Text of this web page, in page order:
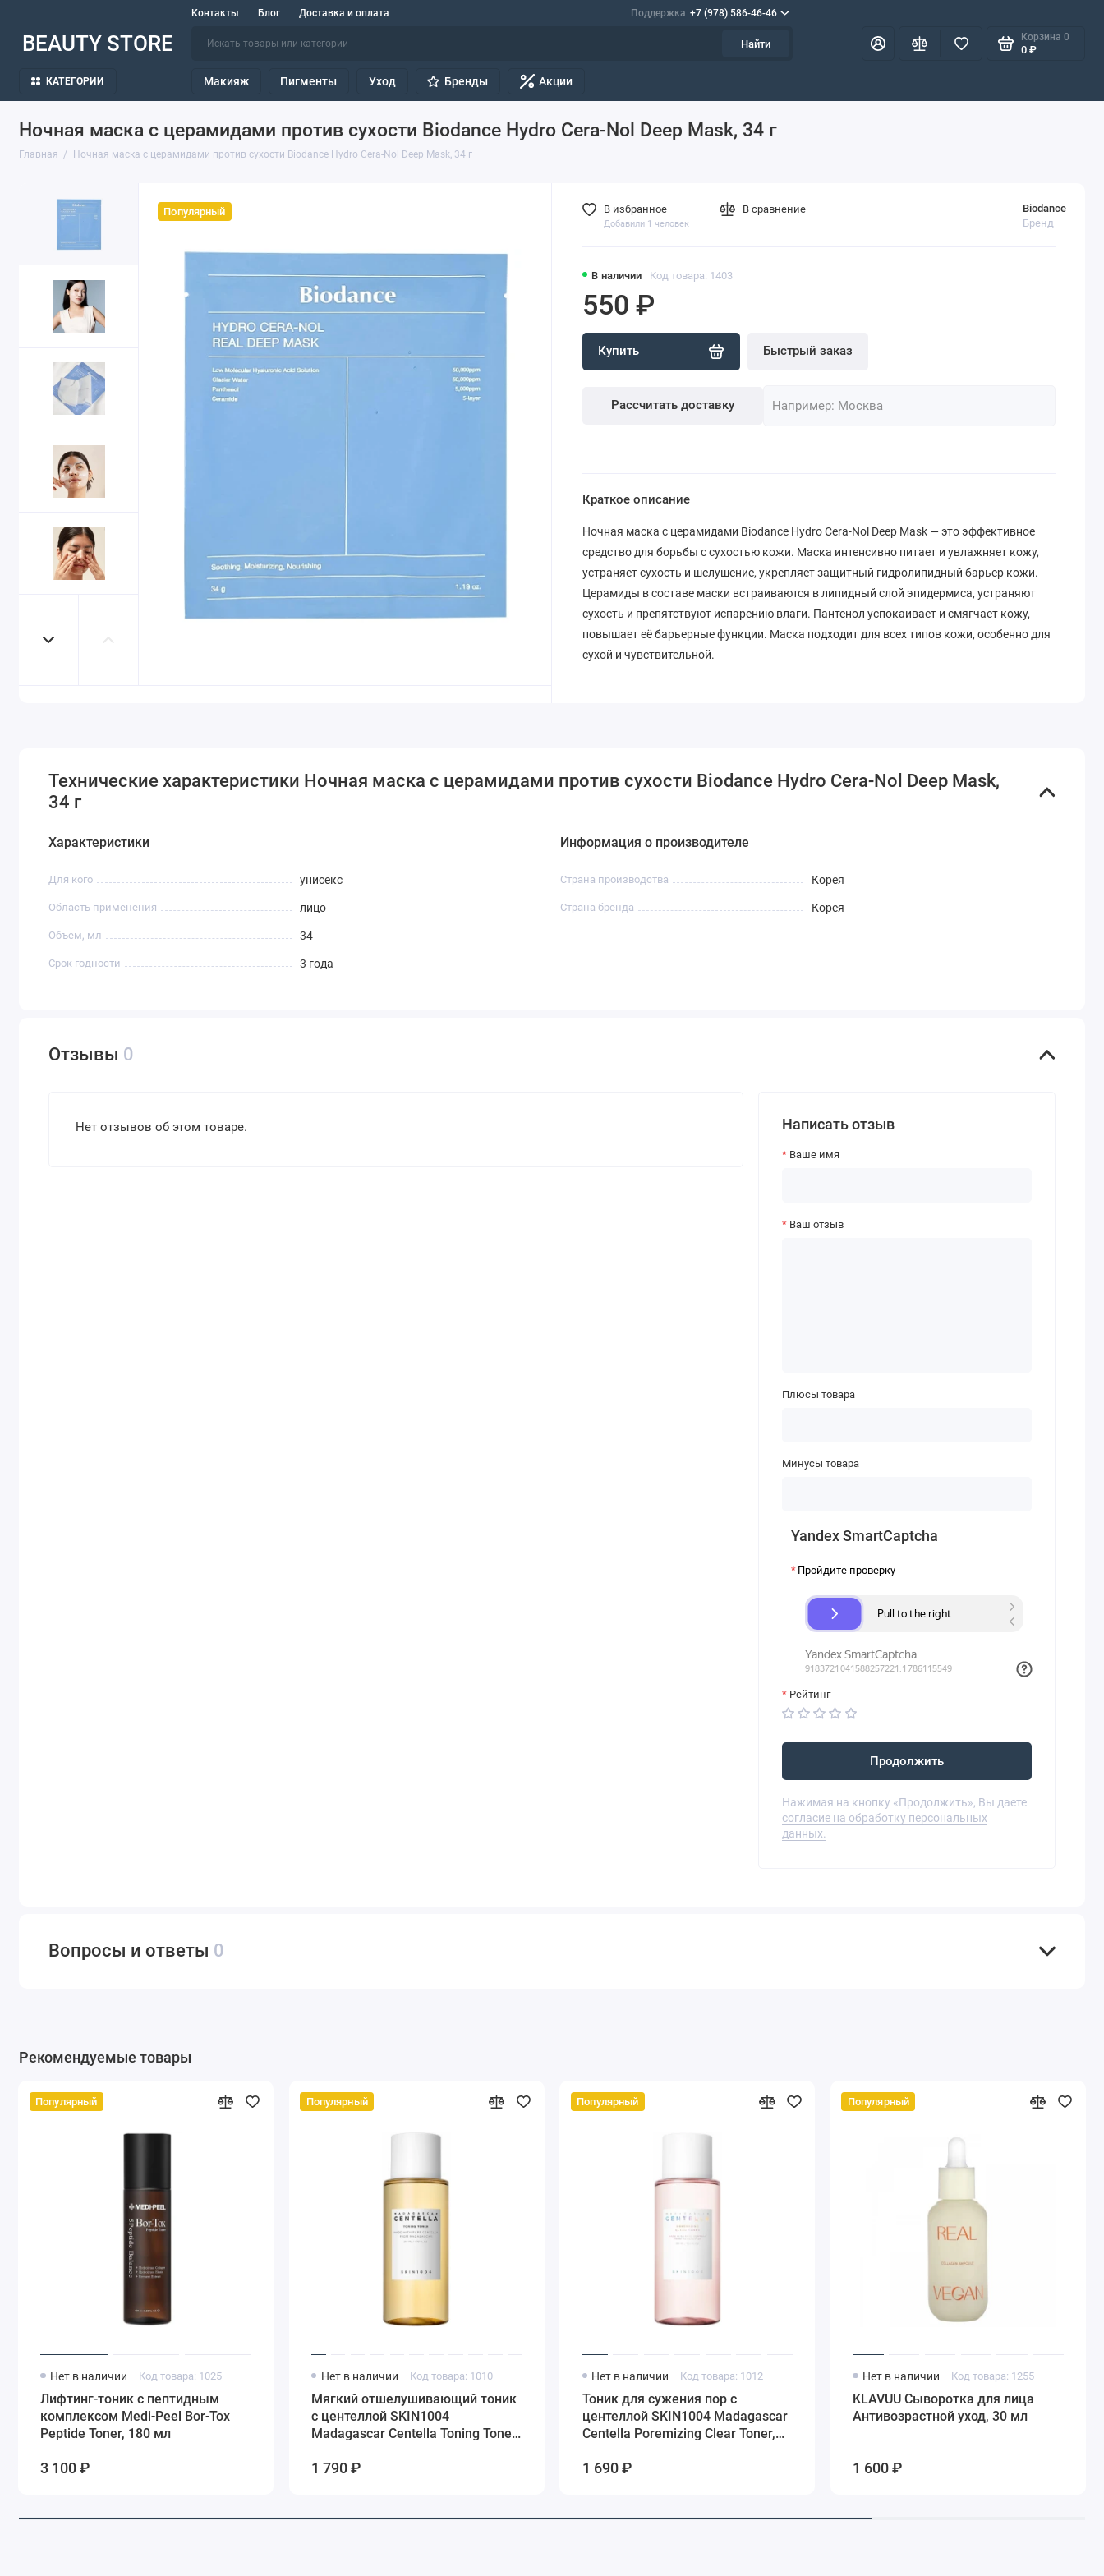
Контакты Блог Доставка и оплата Поддержка +7 (978) 586-46-46
BEAUTY STORE Найти
Корзина 0
0 ₽
КАТЕГОРИИ Макияж Пигменты Уход Бренды Акции
Ночная маска с церамидами против сухости Biodance Hydro Cera-Nol Deep Mask, 34 г
Главная Ночная маска с церамидами против сухости Biodance Hydro Cera-Nol Deep Mask, 34 г
Популярный
В наличии Код товара: 1403
Biodance
Бренд
550 ₽
Купить Быстрый заказ
Рассчитать доставку
В избранное
Добавили 1 человек
В сравнение
Краткое описание
Ночная маска с церамидами Biodance Hydro Cera-Nol Deep Mask — это эффективное
средство для борьбы с сухостью кожи. Маска интенсивно питает и увлажняет кожу,
устраняет сухость и шелушение, укрепляет защитный гидролипидный барьер кожи.
Церамиды в составе маски встраиваются в липидный слой эпидермиса, устраняют
сухость и препятствуют испарению влаги. Пантенол успокаивает и смягчает кожу,
повышает её барьерные функции. Маска подходит для всех типов кожи, особенно для
сухой и чувствительной.
Технические характеристики Ночная маска с церамидами против сухости Biodance Hydro Cera-Nol Deep Mask,
34 г
Характеристики
Для кого унисекс
Область применения лицо
Объем, мл 34
Срок годности 3 года
Информация о производителе
Страна производства Корея
Страна бренда Корея
Отзывы 0
Нет отзывов об этом товаре. Написать отзыв
Ваше имя
Ваш отзыв
Плюсы товара
Минусы товара
Yandex SmartCaptcha
Пройдите проверку
Рейтинг
Продолжить
Нажимая на кнопку «Продолжить», Вы даете
согласие на обработку персональных
данных.
Вопросы и ответы 0
Рекомендуемые товары
Популярный
Нет в наличии Код товара: 1025
Лифтинг-тоник с пептидным
комплексом Medi-Peel Bor-Tox
Peptide Toner, 180 мл
3 100 ₽
Популярный
Нет в наличии Код товара: 1010
Мягкий отшелушивающий тоник
с центеллой SKIN1004
Madagascar Centella Toning Toner,
1 790 ₽
Популярный
Нет в наличии Код товара: 1012
Тоник для сужения пор с
центеллой SKIN1004 Madagascar
Centella Poremizing Clear Toner,
1 690 ₽
Популярный
Нет в наличии Код товара: 1255
KLAVUU Сыворотка для лица
Антивозрастной уход, 30 мл
1 600 ₽